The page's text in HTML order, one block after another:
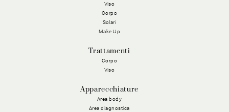
Viso
Corpo
Solari
Make Up
Trattamenti
Corpo
Viso
Apparecchiature
Area body
Area diagnostica